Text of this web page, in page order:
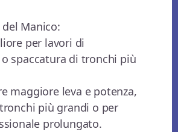
del Manico:
per lavori di
spaccatura di tronchi più
maggiore leva e potenza,
più grandi o per
prolungato.